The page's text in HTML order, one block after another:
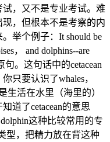
，又不是专业考试。难
，但根本不是考察的内
举个例子：It should be
， and dolphins--are
。这句话中的cetacean
只要认识了whales，
生活在水里（海里的）
道了cetacean的意思
这种比较常用的专
型，把精力放在背这种